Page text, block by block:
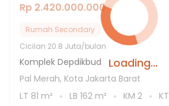
Loading...
Rp 2.420.000.000
Rumah Secondary
Cicilan 20.8 Juta/bulan
Komplek Depdikbud
Pal Merah, Kota Jakarta Barat
LT 81 m² LB 162 m² KM 2 KT